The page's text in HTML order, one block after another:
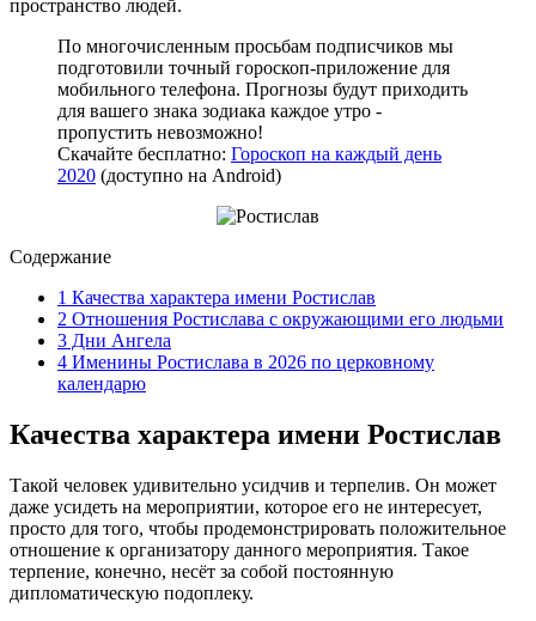
пространство людей.
По многочисленным просьбам подписчиков мы
подготовили точный гороскоп-приложение для
мобильного телефона. Прогнозы будут приходить
для вашего знака зодиака каждое утро -
пропустить невозможно!
Скачайте бесплатно: Гороскоп на каждый день
2020 (доступно на Android)
Содержание
1 Качества характера имени Ростислав
2 Отношения Ростислава с окружающими его людьми
3 Дни Ангела
4 Именины Ростислава в 2026 по церковному
календарю
Качества характера имени Ростислав
Такой человек удивительно усидчив и терпелив. Он может
даже усидеть на мероприятии, которое его не интересует,
просто для того, чтобы продемонстрировать положительное
отношение к организатору данного мероприятия. Такое
терпение, конечно, несёт за собой постоянную
дипломатическую подоплеку.